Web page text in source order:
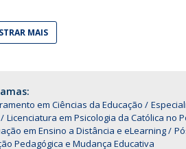
Associação de Antigos Alunos de
MAIS
em Ciências da Educação
Licenciatura em Psicologia da Católica no
em Ensino a Distância e eLearning
Pedagógica e Mudança Educativa